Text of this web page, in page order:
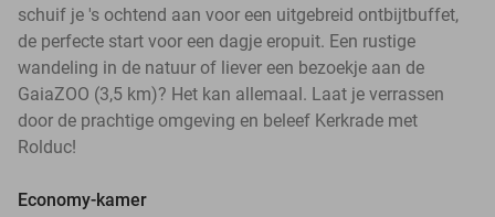
schuif je 's ochtend aan voor een uitgebreid ontbijtbuffet,
de perfecte start voor een dagje eropuit. Een rustige
wandeling in de natuur of liever een bezoekje aan de
GaiaZOO (3,5 km)? Het kan allemaal. Laat je verrassen
door de prachtige omgeving en beleef Kerkrade met
Rolduc!
Economy-kamer